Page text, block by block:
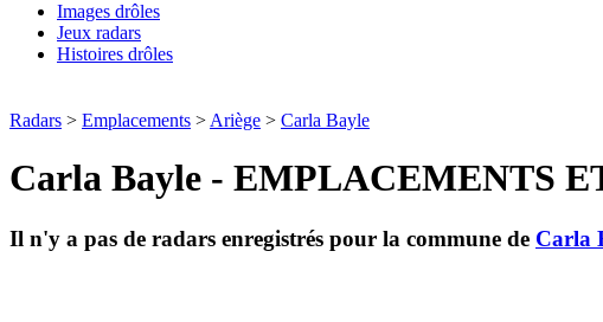
Images drôles
Jeux radars
Histoires drôles
Radars > Emplacements > Ariège > Carla Bayle
Carla Bayle - EMPLACEMENTS
Il n'y a pas de radars enregistrés pour la commune de Carla